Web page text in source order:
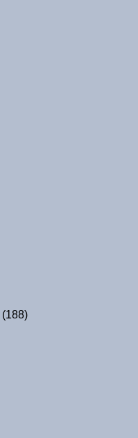
(188)